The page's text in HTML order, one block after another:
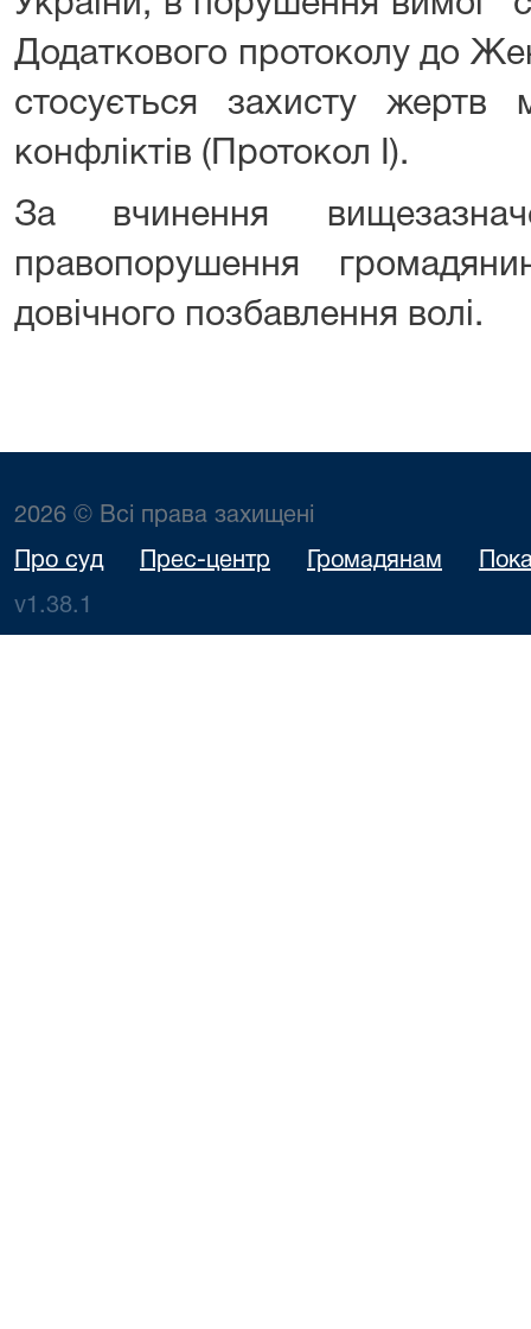
Додаткового протоколу до
стосується захисту жертв
конфліктів (Протокол І).
За вчинення
правопорушення
довічного позбавлення волі.
2026 © Всі права захищені
Про суд Прес-центр Громадянам
v1.38.1